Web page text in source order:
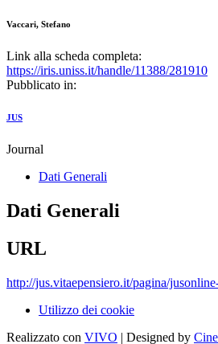
Vaccari, Stefano
Link alla scheda completa:
https://iris.uniss.it/handle/11388/281910
Pubblicato in:
JUS
Journal
Dati Generali
Dati Generali
URL
http://jus.vitaepensiero.it/pagina/
Utilizzo dei cookie
Realizzato con VIVO | Designed by